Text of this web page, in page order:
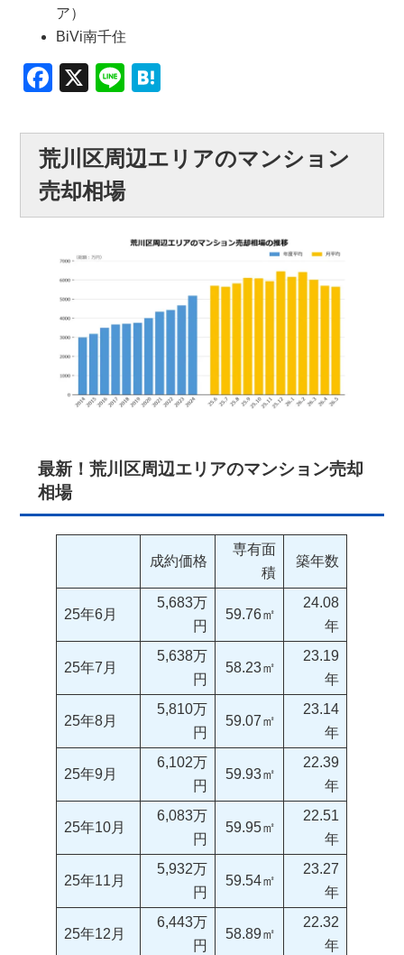
ア）
BiVi南千住
Facebook
X Line
荒川区周辺エリアのマンション
売却相場
最新！荒川区周辺エリアのマンション売却
相場
成約価格
専有面
積
築年数
25年6月
5,683万
円
59.76㎡
24.08
年
25年7月
5,638万
円
58.23㎡
23.19
年
25年8月
5,810万
円
59.07㎡
23.14
年
25年9月
6,102万
円
59.93㎡
22.39
年
25年10月
6,083万
円
59.95㎡
22.51
年
25年11月
5,932万
円
59.54㎡
23.27
年
25年12月
6,443万
円
58.89㎡
22.32
年